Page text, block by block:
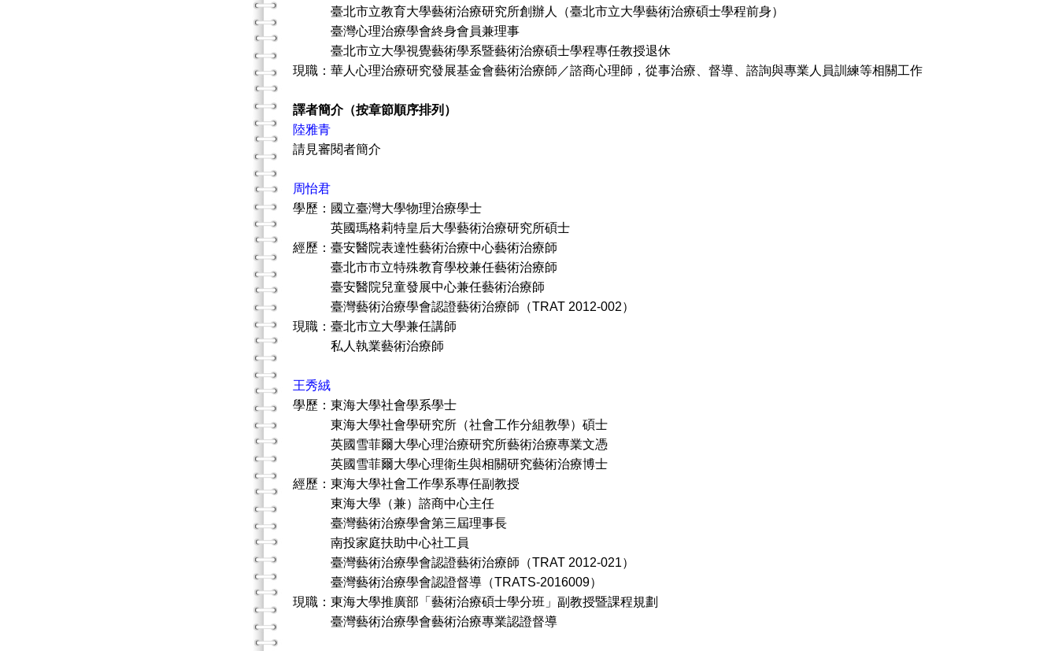
臺北市立教育大學藝術治療研究所創辦人（臺北市立大學藝術治療碩士學程前身）
臺灣心理治療學會終身會員兼理事
臺北市立大學視覺藝術學系暨藝術治療碩士學程專任教授退休
現職：華人心理治療研究發展基金會藝術治療師／諮商心理師，從事治療、督導、諮詢與專業人員訓練等相關工作
譯者簡介（按章節順序排列）
陸雅青
請見審閱者簡介
周怡君
學歷：國立臺灣大學物理治療學士
英國瑪格莉特皇后大學藝術治療研究所碩士
經歷：臺安醫院表達性藝術治療中心藝術治療師
臺北市市立特殊教育學校兼任藝術治療師
臺安醫院兒童發展中心兼任藝術治療師
臺灣藝術治療學會認證藝術治療師（TRAT 2012-002）
現職：臺北市立大學兼任講師
私人執業藝術治療師
王秀絨
學歷：東海大學社會學系學士
東海大學社會學研究所（社會工作分組教學）碩士
英國雪菲爾大學心理治療研究所藝術治療專業文憑
英國雪菲爾大學心理衛生與相關研究藝術治療博士
經歷：東海大學社會工作學系專任副教授
東海大學（兼）諮商中心主任
臺灣藝術治療學會第三屆理事長
南投家庭扶助中心社工員
臺灣藝術治療學會認證藝術治療師（TRAT 2012-021）
臺灣藝術治療學會認證督導（TRATS-2016009）
現職：東海大學推廣部「藝術治療碩士學分班」副教授暨課程規劃
臺灣藝術治療學會藝術治療專業認證督導